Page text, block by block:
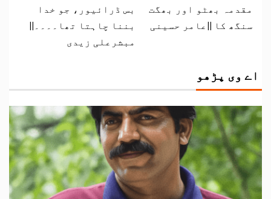
مقدمہ بھٹو اور بھگت
سنگھ کا ||عامر حسینی
بس ڈرائیور، جو خدا
بننا چاہتا تھا۔۔۔۔||
مبشرعلی زیدی
اے وی پڑھو